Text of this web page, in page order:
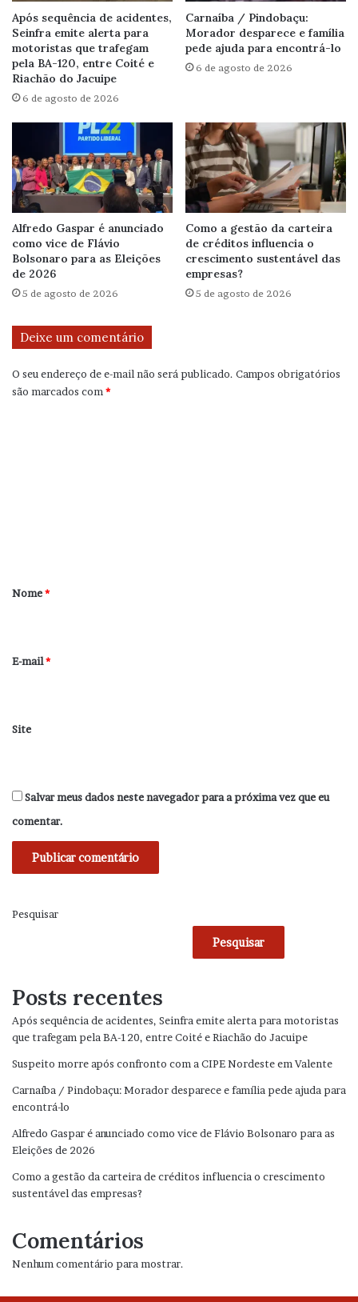
Após sequência de acidentes,
Seinfra emite alerta para
motoristas que trafegam
pela BA-120, entre Coité e
Riachão do Jacuipe
6 de agosto de 2026
Carnaíba / Pindobaçu:
Morador desparece e família
pede ajuda para encontrá-lo
6 de agosto de 2026
Alfredo Gaspar é anunciado
como vice de Flávio
Bolsonaro para as Eleições
de 2026
5 de agosto de 2026
Como a gestão da carteira
de créditos influencia o
crescimento sustentável das
empresas?
5 de agosto de 2026
Deixe um comentário
O seu endereço de e-mail não será publicado. Campos obrigatórios
são marcados com *
r
*
Nome*
E-mail*
Site
Salvar meus dados neste navegador para a próxima vez que eu
comentar.
Pesquisar
Pesquisar
Posts recentes
Após sequência de acidentes, Seinfra emite alerta para motoristas
que trafegam pela BA-120, entre Coité e Riachão do Jacuipe
Suspeito morre após confronto com a CIPE Nordeste em Valente
Carnaíba / Pindobaçu: Morador desparece e família pede ajuda para
encontrá-lo
Alfredo Gaspar é anunciado como vice de Flávio Bolsonaro para as
Eleições de 2026
Como a gestão da carteira de créditos influencia o crescimento
sustentável das empresas?
Comentários
Nenhum comentário para mostrar.